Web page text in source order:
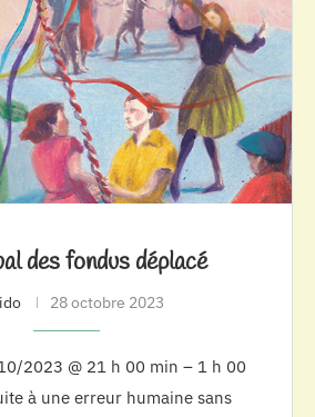
des fondus déplacé
28 octobre 2023
2023 @ 21 h 00 min – 1 h 00
à une erreur humaine sans